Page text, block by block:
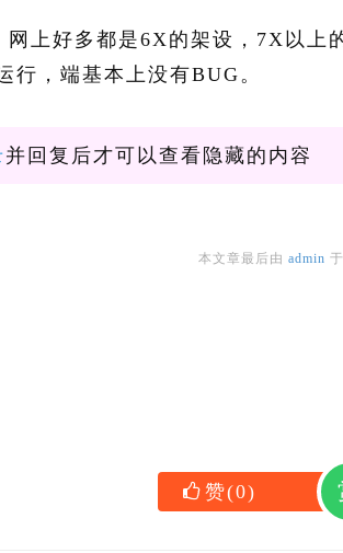
上好多都是6X的架设，7X以上
行，端基本上没有BUG。
并回复后才可以查看隐藏的内容
本文章最后由 admin
赞(0)